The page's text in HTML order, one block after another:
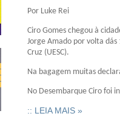
Por Luke Rei
Ciro Gomes chegou à
Jorge Amado por volta
Cruz (UESC).
Na bagagem muitas
No Desembarque Ciro foi
:: LEIA MAIS »